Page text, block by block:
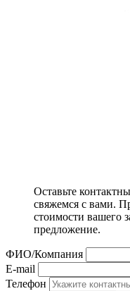
Оставьте
свяжемся с вами.
стоимости вашего
предложение.
ФИО/Компания
E-mail
Телефон